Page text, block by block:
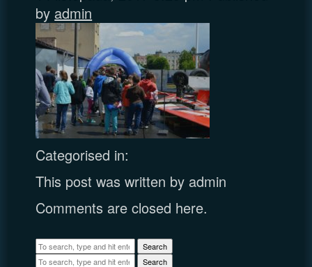
by admin
Categorised in:
This post was written by admin
Comments are closed here.
Search
Search